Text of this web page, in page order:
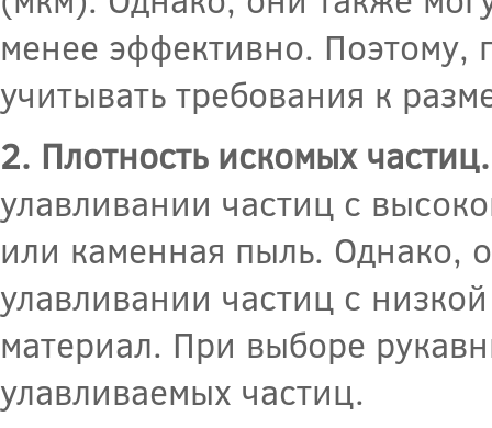
менее эффективно. Поэтому,
учитывать требования к
2. Плотность искомых частиц.
улавливании частиц с
или каменная пыль. Однако,
улавливании частиц с
материал. При выборе
улавливаемых частиц.